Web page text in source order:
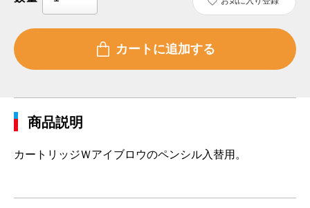
商品説明
カートリッジＷアイブロウのペンシル入替用。